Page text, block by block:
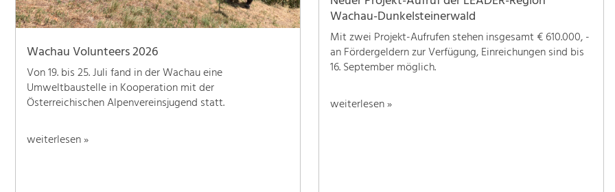
Wachau Volunteers 2026
Von 19. bis 25. Juli fand in der Wachau eine
Umweltbaustelle in Kooperation mit der
Österreichischen Alpenvereinsjugend statt.
weiterlesen »
Wachau-Dunkelsteinerwald
Mit zwei Projekt-Aufrufen stehen insgesamt € 610.000, -
an Fördergeldern zur Verfügung, Einreichungen sind bis
16. September möglich.
weiterlesen »